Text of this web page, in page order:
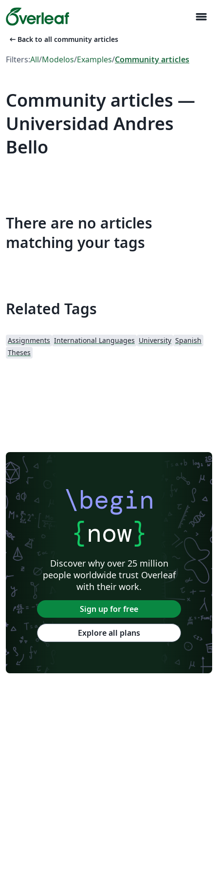
menu
arrow_left_alt Back to all community articles
Filters:All/Modelos/Examples/Community articles
Community articles —
Universidad Andres
Bello
There are no articles
matching your tags
Related Tags
Assignments International Languages University Spanish
Theses
\begin
{now}
Discover why over 25 million
people worldwide trust Overleaf
with their work.
Sign up for free
Explore all plans